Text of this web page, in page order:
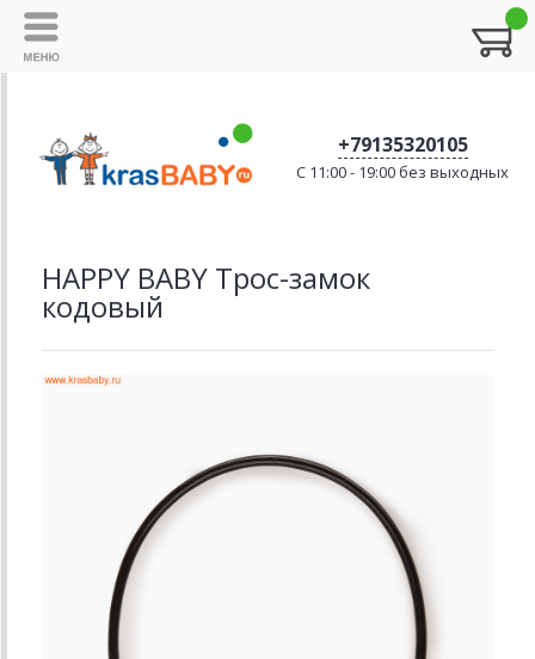
+79135320105
C 11:00 - 19:00 без выходных
HAPPY BABY Трос-замок
кодовый